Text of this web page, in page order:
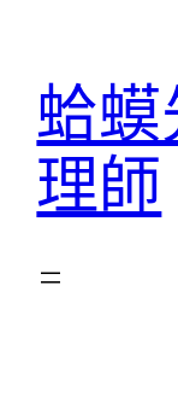
蛤
理師